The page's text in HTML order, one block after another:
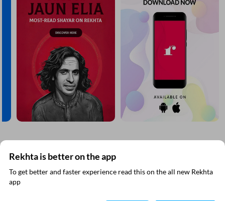
اٹھ چلے وہ تو اس میں حیرت کیا
ان کے آگے وفا کی قیمت کیا
SHOW MORE SUGGESTIONS
Rekhta is better on the app
To get better and faster experience read this on the all new Rekhta
app